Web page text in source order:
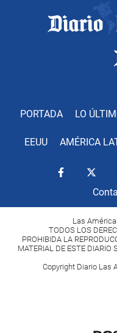
PORTADA LO
EEUU AMÉRICA
Las
TODOS LOS
PROHIBIDA LA
MATERIAL DE ESTE DIARIO
Copyright Diario Las